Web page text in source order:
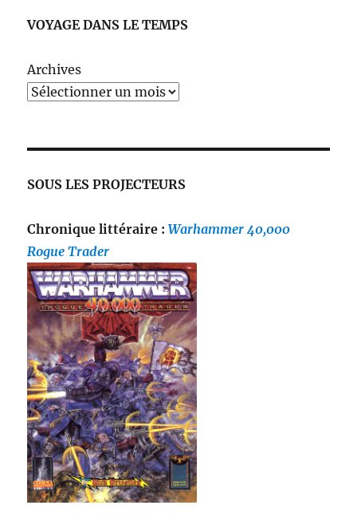
VOYAGE DANS LE TEMPS
Archives
SOUS LES PROJECTEURS
Chronique littéraire :Warhammer 40,000
Rogue Trader